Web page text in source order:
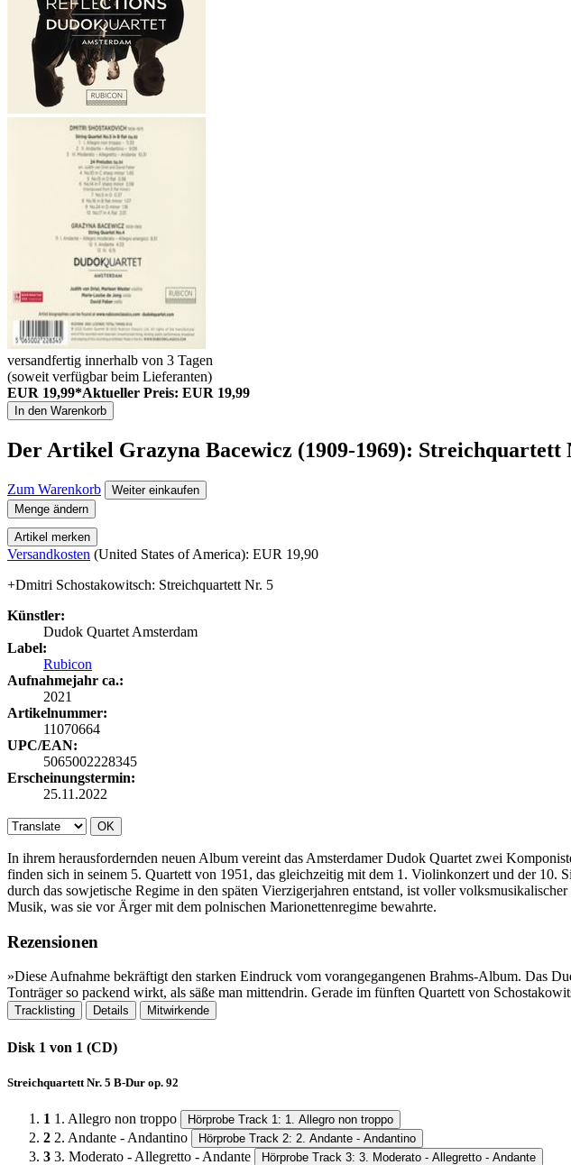
versandfertig innerhalb von 3 Tagen
(soweit verfügbar beim Lieferanten)
EUR 19,99*Aktueller Preis: EUR 19,99
In den Warenkorb
Der Artikel Grazyna Bacewicz (1909-1969): Streichquartett
Zum Warenkorb
Weiter einkaufen
Menge ändern
Artikel merken
Versandkosten (United States of America): EUR 19,90
+Dmitri Schostakowitsch: Streichquartett Nr. 5
Künstler:
Dudok Quartet Amsterdam
Label:
Rubicon
Aufnahmejahr ca.:
2021
Artikelnummer:
11070664
UPC/EAN:
5065002228345
Erscheinungstermin:
25.11.2022
OK
In ihrem herausfordernden neuen Album vereint das Amsterdamer Dudok Quartet zwei
finden sich in seinem 5. Quartett von 1951, das gleichzeitig mit dem 1. Violinkonzert und der
durch das sowjetische Regime in den späten Vierzigerjahren entstand, ist voller
Musik, was sie vor Ärger mit dem polnischen Marionettenregime bewahrte.
Rezensionen
»Diese Aufnahme bekräftigt den starken Eindruck vom vorangegangenen Brahms-Album.​ Das
Tonträger so packend wirkt, als säße man mittendrin.​ Gerade im fünften Quartett von
Tracklisting Details Mitwirkende
Disk 1 von 1 (CD)
Streichquartett Nr. 5 B-Dur op. 92
1 1. Allegro non troppo Hörprobe Track 1: 1. Allegro non troppo
2 2. Andante - Andantino Hörprobe Track 2: 2. Andante - Andantino
3 3. Moderato - Allegretto - Andante Hörprobe Track 3: 3. Moderato - Allegretto - Andante